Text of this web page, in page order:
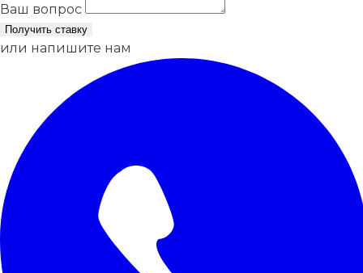
Ваш вопрос
Получить ставку
или напишите нам